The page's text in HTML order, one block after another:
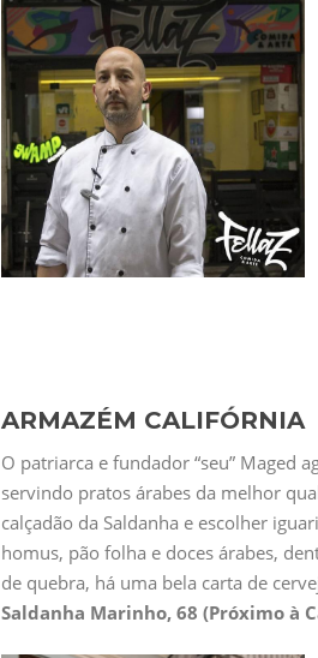
ARMAZÉM CALIFÓRNIA
O patriarca e fundador “seu” Maged
servindo pratos árabes da melhor
calçadão da Saldanha e escolher
homus, pão folha e doces árabes,
de quebra, há uma bela carta de
Saldanha Marinho, 68 (Próximo à